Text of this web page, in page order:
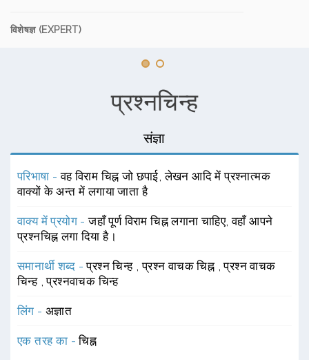
विशेषज्ञ (EXPERT)
प्रश्नचिन्ह
संज्ञा
परिभाषा -वह विराम चिह्न जो छपाई, लेखन आदि में प्रश्नात्मक
वाक्यों के अन्त में लगाया जाता है
वाक्य में प्रयोग -जहाँ पूर्ण विराम चिह्न लगाना चाहिए, वहाँ आपने
प्रश्नचिह्न लगा दिया है।
समानार्थी शब्द -प्रश्न चिन्ह ,प्रश्न वाचक चिह्न ,प्रश्न वाचक
चिन्ह ,प्रश्नवाचक चिन्ह
लिंग - अज्ञात
एक तरह का -चिह्न